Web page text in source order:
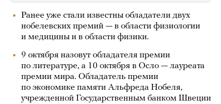
Ранее уже стали известны обладатели двух
нобелевских премий — в области физиологии
и медицины и в области физики.
9 октября назовут обладателя премии
по литературе, а 10 октября в Осло — лауреата
премии мира. Обладатель премии
по экономике памяти Альфреда Нобеля,
учрежденной Государственным банком Швеции